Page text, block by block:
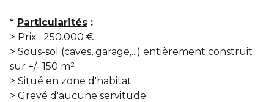
* Particularités :
> Prix : 250.000 €
> Sous-sol (caves, garage,...) entièrement construit
sur +/- 150 m²
> Situé en zone d'habitat
> Grevé d'aucune servitude